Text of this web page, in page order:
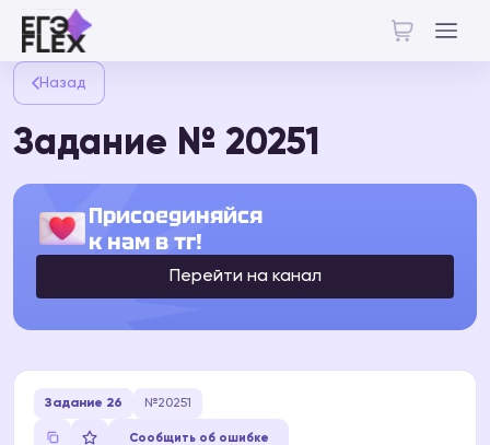
Назад
Задание № 20251
Присоединяйся
к нам в тг!
Перейти на канал
Задание 26 №20251
Сообщить об ошибке